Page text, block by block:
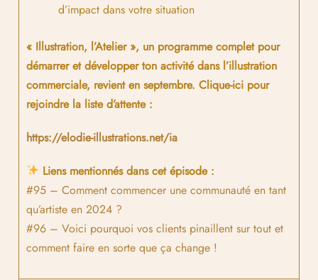
d’impact dans votre situation
« Illustration, l’Atelier », un programme complet pour
démarrer et développer ton activité dans l’illustration
commerciale, revient en septembre. Clique-ici pour
rejoindre la liste d’attente :
https://elodie-illustrations.net/ia
Liens mentionnés dans cet épisode :
#95 – Comment commencer une communauté en tant
qu’artiste en 2024 ?
#96 – Voici pourquoi vos clients pinaillent sur tout et
comment faire en sorte que ça change !